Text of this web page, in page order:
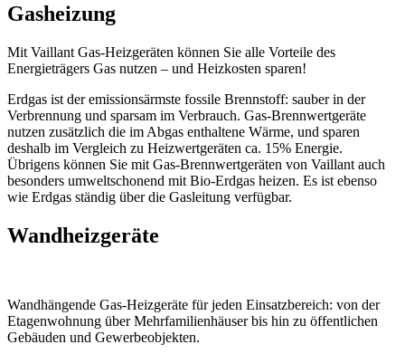
Gasheizung
Mit Vaillant Gas-Heizgeräten können Sie alle Vorteile des
Energieträgers Gas nutzen – und Heizkosten sparen!
Erdgas ist der emissionsärmste fossile Brennstoff: sauber in der
Verbrennung und sparsam im Verbrauch. Gas-Brennwertgeräte
nutzen zusätzlich die im Abgas enthaltene Wärme, und sparen
deshalb im Vergleich zu Heizwertgeräten ca. 15% Energie.
Übrigens können Sie mit Gas-Brennwertgeräten von Vaillant auch
besonders umweltschonend mit Bio-Erdgas heizen. Es ist ebenso
wie Erdgas ständig über die Gasleitung verfügbar.
Wandheizgeräte
Wandhängende Gas-Heizgeräte für jeden Einsatzbereich: von der
Etagenwohnung über Mehrfamilienhäuser bis hin zu öffentlichen
Gebäuden und Gewerbeobjekten.